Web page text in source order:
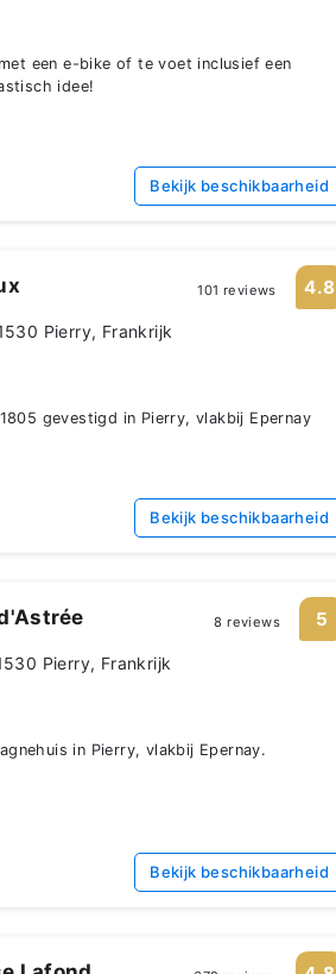
een e-bike of te voet inclusief een
idee!
Bekijk beschikbaarheid
101 reviews 4.8
Pierry, Frankrijk
gevestigd in Pierry, vlakbij Epernay
Bekijk beschikbaarheid
8 reviews 5
Pierry, Frankrijk
in Pierry, vlakbij Epernay.
Bekijk beschikbaarheid